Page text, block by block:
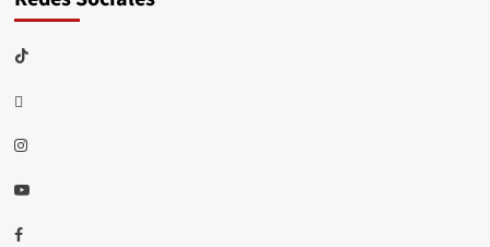
TikTok
threads
Instagram
Youtube
Facebook